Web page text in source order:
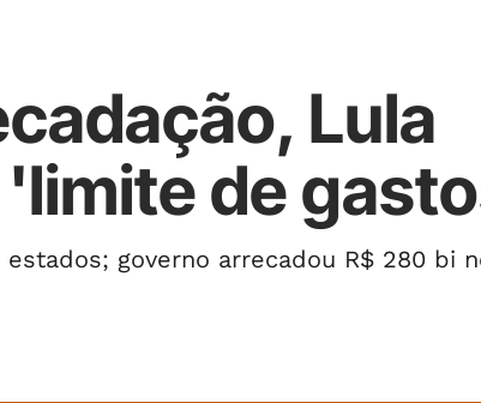
Lula
de
governo arrecadou R$ 280 bi